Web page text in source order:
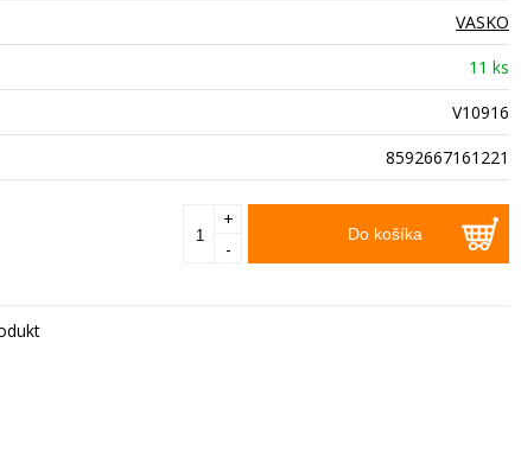
VASKO
11 ks
V10916
8592667161221
Do košíka
+
-